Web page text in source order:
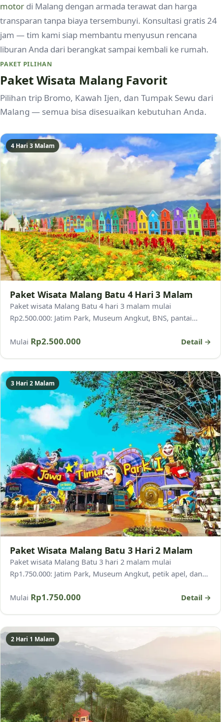
motor di Malang dengan armada terawat dan harga
transparan tanpa biaya tersembunyi. Konsultasi gratis 24
jam — tim kami siap membantu menyusun rencana
liburan Anda dari berangkat sampai kembali ke rumah.
PAKET PILIHAN
Paket Wisata Malang Favorit
Pilihan trip Bromo, Kawah Ijen, dan Tumpak Sewu dari
Malang — semua bisa disesuaikan kebutuhan Anda.
4 Hari 3 Malam
Paket Wisata Malang Batu 4 Hari 3 Malam
Paket wisata Malang Batu 4 hari 3 malam mulai
Rp2.500.000: Jatim Park, Museum Angkut, BNS, pantai
Mulai Rp2.500.000 Detail →
3 Hari 2 Malam
Paket Wisata Malang Batu 3 Hari 2 Malam
Paket wisata Malang Batu 3 hari 2 malam mulai
Rp1.750.000: Jatim Park, Museum Angkut, petik apel, dan
Mulai Rp1.750.000 Detail →
2 Hari 1 Malam